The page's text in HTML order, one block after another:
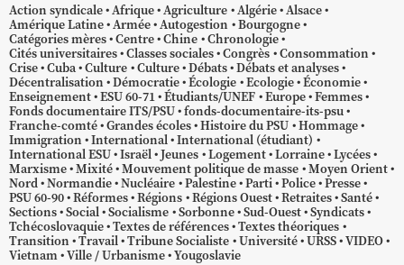
Action syndicale Afrique Agriculture Algérie Alsace
Amérique Latine Armée Autogestion
Bourgogne
Catégories mères Centre Chine Chronologie
Cités universitaires Classes sociales Congrès Consommation
Crise Cuba Culture Culture Débats Débats et analyses
Décentralisation Démocratie Écologie Ecologie Économie
Enseignement ESU 60-71 Étudiants/UNEF Europe Femmes
Fonds documentaire ITS/PSU fonds-documentaire-its-psu
Franche-comté Grandes écoles Histoire du PSU Hommage
Immigration International International (étudiant)
International ESU Israël Jeunes Logement Lorraine Lycées
Marxisme Mixité Mouvement politique de masse Moyen Orient
Nord Normandie Nucléaire Palestine Parti Police Presse
PSU 60-90 Réformes Régions Régions Ouest Retraites Santé
Sections Social Socialisme Sorbonne Sud-Ouest Syndicats
Tchécoslovaquie Textes de références Textes théoriques
Transition Travail Tribune Socialiste Université URSS VIDEO
Vietnam Ville / Urbanisme Yougoslavie